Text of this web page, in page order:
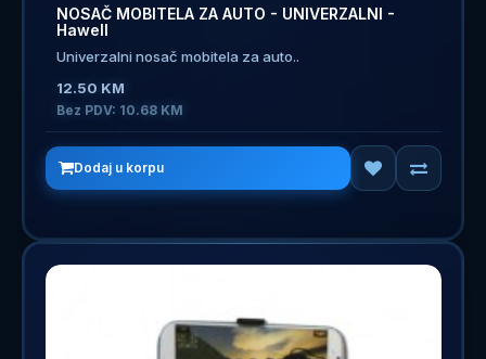
NOSAČ MOBITELA ZA AUTO - UNIVERZALNI -
Hawell
Univerzalni nosač mobitela za auto..
12.50 KM
Bez PDV: 10.68 KM
Dodaj u korpu